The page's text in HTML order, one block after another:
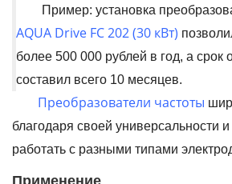
Пример: установка
AQUA Drive FC 202 (30 кВт)
более 500 000 рублей в год, а срок
составил всего 10 месяцев.
Преобразователи частоты
благодаря своей универсальности
работать с разными типами
Применение